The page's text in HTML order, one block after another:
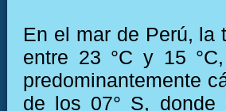
En el mar de Perú, la
entre 23 °C y 15
predominantemente
de los 07° S, donde